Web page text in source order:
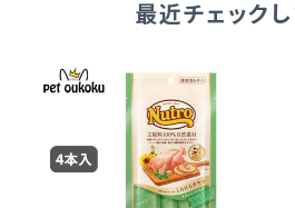
最近チェック